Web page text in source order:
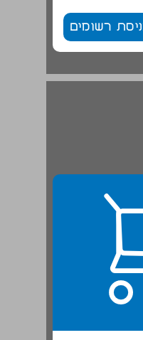
רשומים